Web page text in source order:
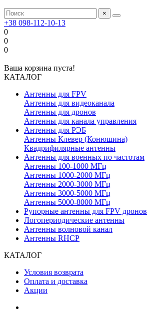
×
+38 098-112-10-13
0
0
0
Ваша корзина пуста!
КАТАЛОГ
Антенны для FPV
Антенны для видеоканала
Антенны для дронов
Антенны для канала управления
Антенны для РЭБ
Антенны Клевер (Конюшина)
Квадрифилярные антенны
Антенны для военных по частотам
Антенны 100-1000 МГц
Антенны 1000-2000 МГц
Антенны 2000-3000 МГц
Антенны 3000-5000 МГц
Антенны 5000-8000 МГц
Рупорные антенны для FPV дронов
Логопериодические антенны
Антенны волновой канал
Антенны RHCP
КАТАЛОГ
Условия возврата
Оплата и доставка
Акции